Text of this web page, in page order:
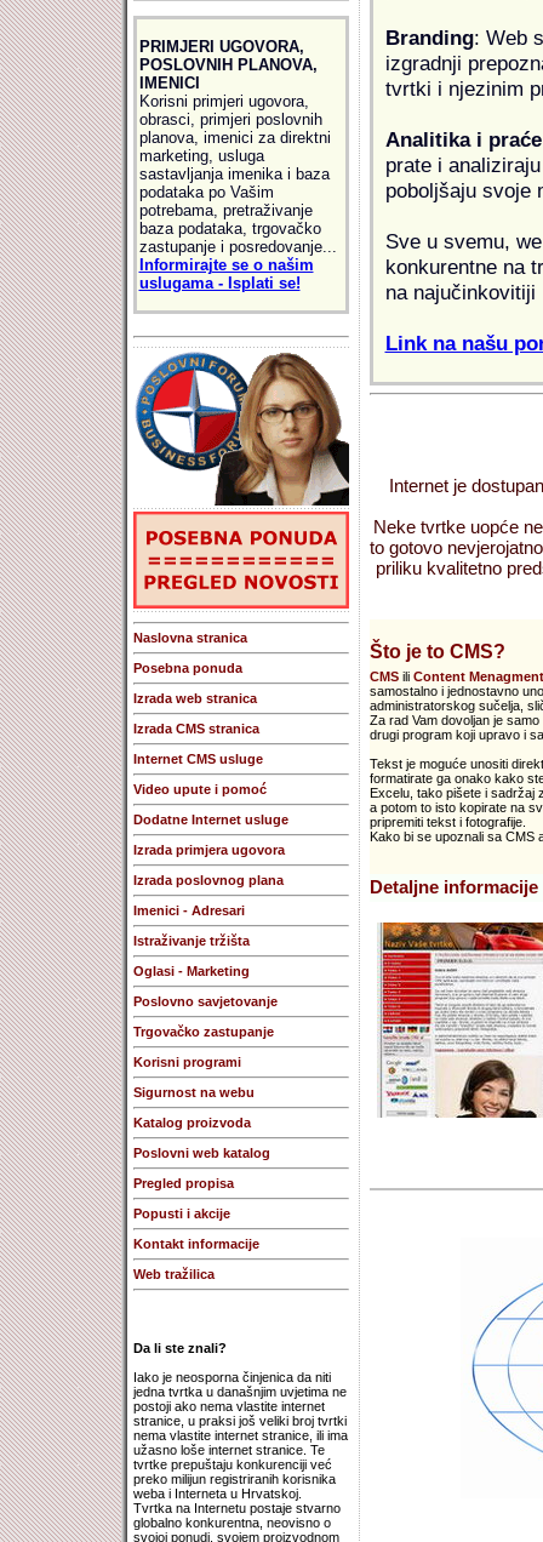
PRIMJERI UGOVORA,
POSLOVNIH PLANOVA,
IMENICI
Korisni primjeri ugovora,
obrasci, primjeri poslovnih
planova, imenici za direktni
marketing, usluga
sastavljanja imenika i baza
podataka po Vašim
potrebama, pretraživanje
baza podataka, trgovačko
zastupanje i posredovanje...
Informirajte se o našim
uslugama - Isplati se!
Naslovna stranica
Posebna ponuda
Izrada web stranica
Izrada CMS stranica
Internet CMS usluge
Video upute i pomoć
Dodatne Internet usluge
Izrada primjera ugovora
Izrada poslovnog plana
Imenici - Adresari
Istraživanje tržišta
Oglasi - Marketing
Poslovno savjetovanje
Trgovačko zastupanje
Korisni programi
Sigurnost na webu
Katalog proizvoda
Poslovni web katalog
Pregled propisa
Popusti i akcije
Kontakt informacije
Web tražilica
Da li ste znali?
Iako je neosporna činjenica da niti
jedna tvrtka u današnjim uvjetima ne
postoji ako nema vlastite internet
stranice, u praksi još veliki broj tvrtki
nema vlastite internet stranice, ili ima
užasno loše internet stranice. Te
tvrtke prepuštaju konkurenciji već
preko milijun registriranih korisnika
weba i Interneta u Hrvatskoj.
Tvrtka na Internetu postaje stvarno
globalno konkurentna, neovisno o
svojoj ponudi, svojem proizvodnom
Branding: Web
izgradnji
tvrtki i njezinim
Analitika i
prate i
poboljšaju svoje
Sve u svemu,
konkurentne na
na najučinkovitiji
Link na našu
Internet je
Neke tvrtke uopće
to gotovo
priliku kvalitetno
Što je to CMS?
CMSili Content
samostalno i jednostavno
administratorskog sučelja,
Za rad Vam dovoljan je
drugi program koji upravo i
Tekst je moguće unositi
formatirate ga onako kako
Excelu, tako pišete i sadržaj
a potom to isto kopirate na
pripremiti tekst i fotografije.
Kako bi se upoznali sa CMS
Detaljne